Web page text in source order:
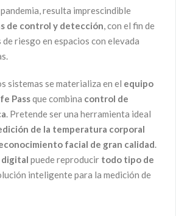
resulta imprescindible
de control y detección, con el fin de
riesgo en espacios con elevada
sistemas se materializa en el equipo
Passque combina control de
. Pretende ser una herramienta ideal
de la temperatura corporal
facial de gran calidad.
digital puede reproducir todo tipo de
inteligente para la medición de